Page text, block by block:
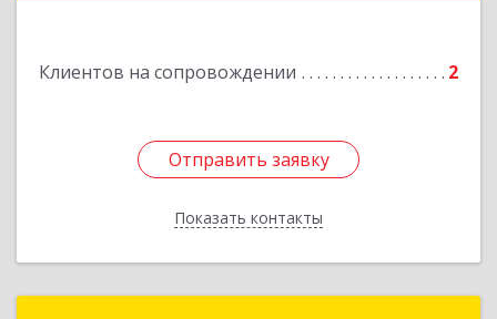
Клиентов на сопровождении 2
Отправить заявку
Показать контакты
Отправить заявку
Назад